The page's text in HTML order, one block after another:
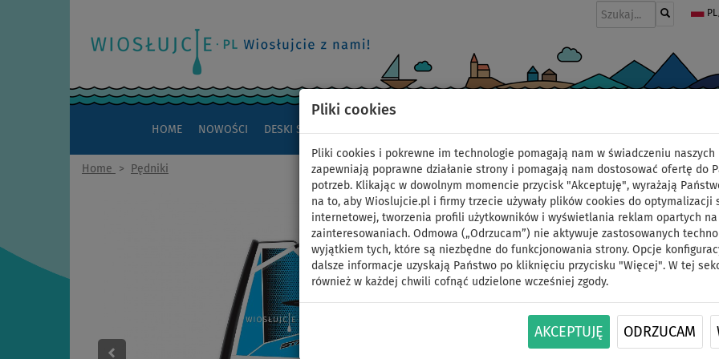
Pliki cookies
Pliki cookies i pokrewne im technologie pomagają nam w świadczeniu naszych
zapewniają poprawne działanie strony i pomagają nam dostosować ofertę do
potrzeb. Klikając w dowolnym momencie przycisk "Akceptuję", wyrażają
na to, aby Wioslujcie.pl i firmy trzecie używały plików cookies do optymalizacji
internetowej, tworzenia profili użytkowników i wyświetlania reklam opartych na
zainteresowaniach. Odmowa („Odrzucam”) nie aktywuje zastosowanych
wyjątkiem tych, które są niezbędne do funkcjonowania strony. Opcje
dalsze informacje uzyskają Państwo po kliknięciu przycisku "Więcej". W tej
również w każdej chwili cofnąć udzielone wcześniej zgody.
AKCEPTUJĘ ODRZUCAM
HOME NOWOŚCI DESKI SUP
Home > Pędniki
pędnik/ żagiel STX
pędnik
powierzchnia: 1,0m
ID: 12351387970